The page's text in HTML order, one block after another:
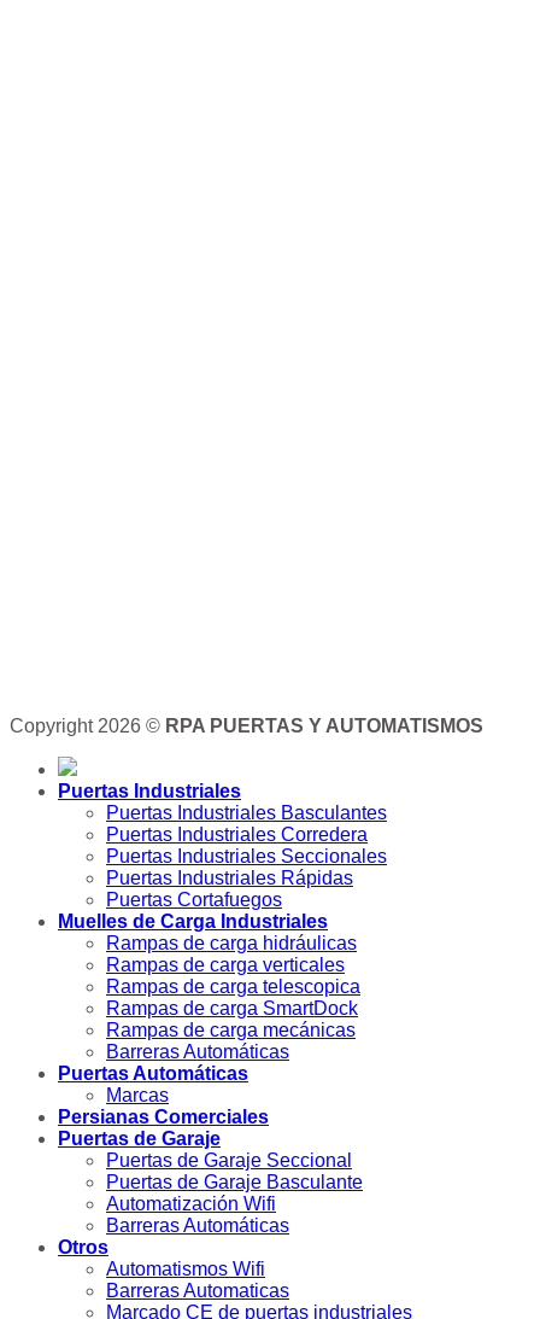
Copyright 2026 © RPA PUERTAS Y AUTOMATISMOS
Puertas Industriales
Puertas Industriales Basculantes
Puertas Industriales Corredera
Puertas Industriales Seccionales
Puertas Industriales Rápidas
Puertas Cortafuegos
Muelles de Carga Industriales
Rampas de carga hidráulicas
Rampas de carga verticales
Rampas de carga telescopica
Rampas de carga SmartDock
Rampas de carga mecánicas
Barreras Automáticas
Puertas Automáticas
Marcas
Persianas Comerciales
Puertas de Garaje
Puertas de Garaje Seccional
Puertas de Garaje Basculante
Automatización Wifi
Barreras Automáticas
Otros
Automatismos Wifi
Barreras Automaticas
Marcado CE de puertas industriales